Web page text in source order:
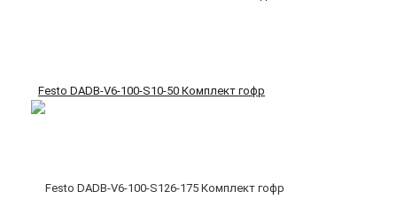
Festo DADB-V6-100-S10-50 Комплект гофр